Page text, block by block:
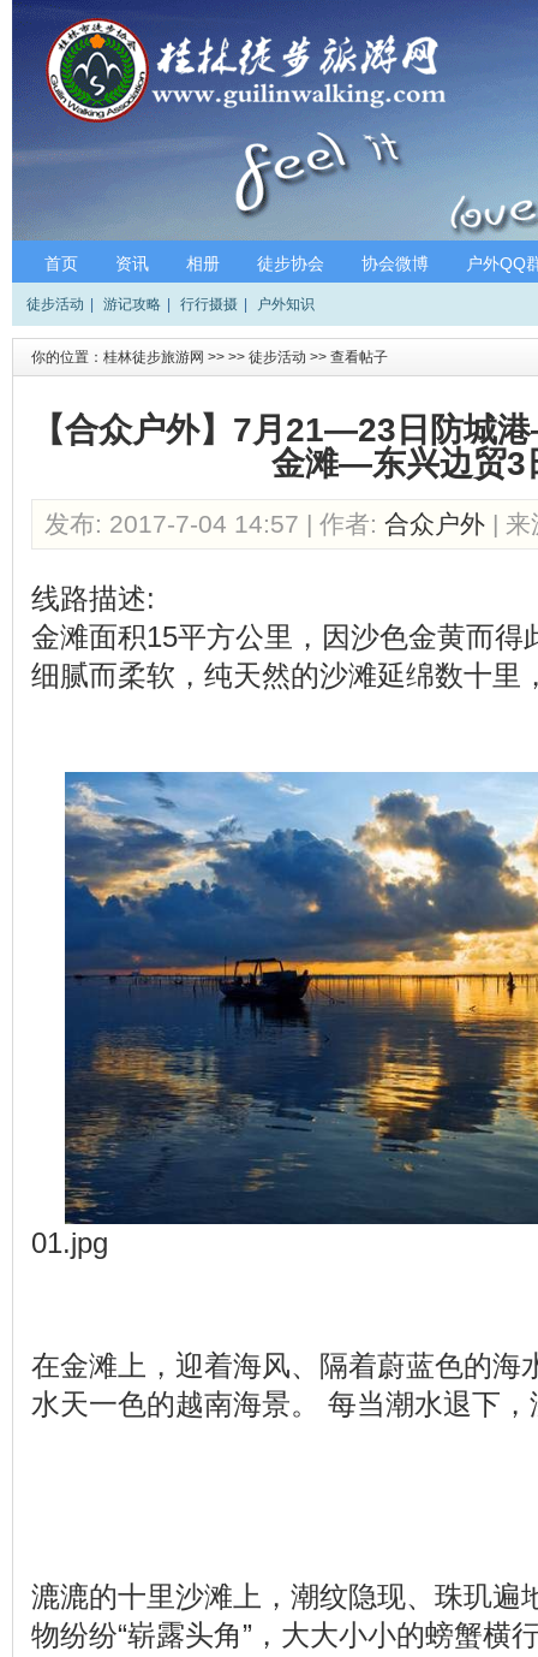
首页 资讯 相册 徒步协会 协会微博 户外QQ
徒步活动 游记攻略 行行摄摄 户外知识
你的位置： 桂林徒步旅游网 >> >> 徒步活动 >> 查看帖子
【合众户外】7月21—23日防城
金滩—东兴边贸3
发布: 2017-7-04 14:57 | 作者: 合众户外 |
线路描述:
金滩面积15平方公里，因沙色金黄而得
细腻而柔软，纯天然的沙滩延绵数十里
01.jpg
在金滩上，迎着海风、隔着蔚蓝色的海
水天一色的越南海景。 每当潮水退下，
漉漉的十里沙滩上，潮纹隐现、珠玑遍
物纷纷“崭露头角”，大大小小的螃蟹横